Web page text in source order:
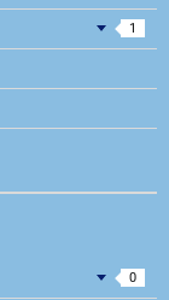
1
0